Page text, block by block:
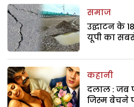
समाज
उद्घाटन के
यूपी का
कहानी
दलाल : जब
जिस्म बेचने